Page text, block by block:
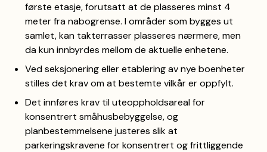
første etasje, forutsatt at de plasseres minst 4
meter fra nabogrense. I områder som bygges ut
samlet, kan takterrasser plasseres nærmere, men
da kun innbyrdes mellom de aktuelle enhetene.
Ved seksjonering eller etablering av nye boenheter
stilles det krav om at bestemte vilkår er oppfylt.
Det innføres krav til uteoppholdsareal for
konsentrert småhusbebyggelse, og
planbestemmelsene justeres slik at
parkeringskravene for konsentrert og frittliggende